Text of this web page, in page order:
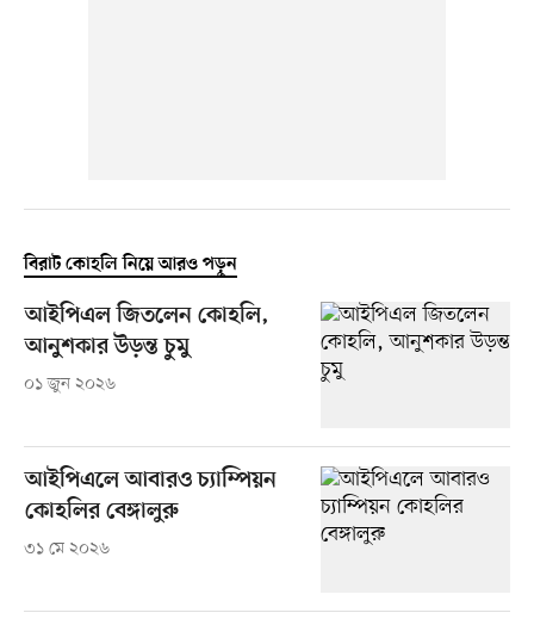
বিরাট কোহলি নিয়ে আরও পড়ুন
আইপিএল জিতলেন কোহলি,
আনুশকার উড়ন্ত চুমু
০১ জুন ২০২৬
আইপিএলে আবারও চ্যাম্পিয়ন
কোহলির বেঙ্গালুরু
৩১ মে ২০২৬